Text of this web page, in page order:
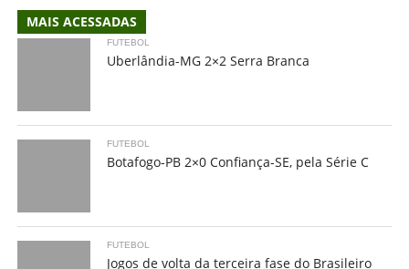
MAIS ACESSADAS
FUTEBOL
Uberlândia-MG 2×2 Serra Branca
FUTEBOL
Botafogo-PB 2×0 Confiança-SE, pela Série C
FUTEBOL
Jogos de volta da terceira fase do Brasileiro